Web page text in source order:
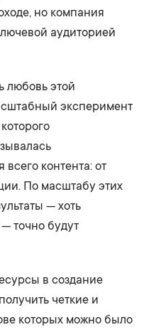
но компания
аудиторией
любовь этой
эксперимент
контента: от
По масштабу этих
— хоть
точно будут
в создание
четкие и
которых можно было